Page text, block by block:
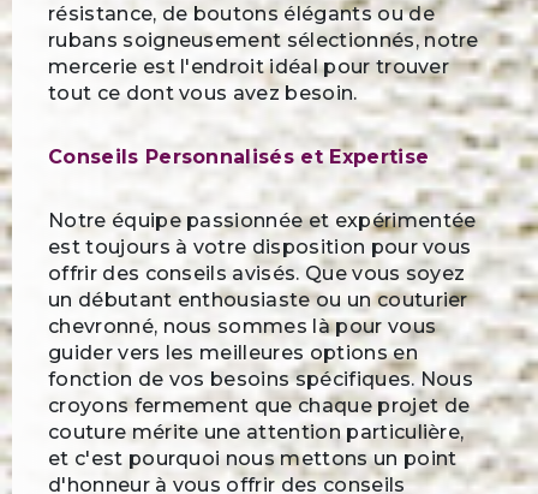
résistance, de boutons élégants ou de
rubans soigneusement sélectionnés, notre
mercerie est l'endroit idéal pour trouver
tout ce dont vous avez besoin.
Conseils Personnalisés et Expertise
Notre équipe passionnée et expérimentée
est toujours à votre disposition pour vous
offrir des conseils avisés. Que vous soyez
un débutant enthousiaste ou un couturier
chevronné, nous sommes là pour vous
guider vers les meilleures options en
fonction de vos besoins spécifiques. Nous
croyons fermement que chaque projet de
couture mérite une attention particulière,
et c'est pourquoi nous mettons un point
d'honneur à vous offrir des conseils